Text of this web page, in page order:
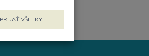
PRIJAŤ VŠETKY